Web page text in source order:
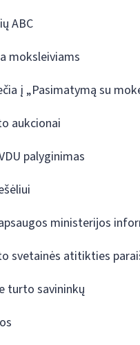
ABC
moksleiviams
į „Pasimatymą su
aukcionai
palyginimas
ministerijos
svetainės atitikties
turto savininkų